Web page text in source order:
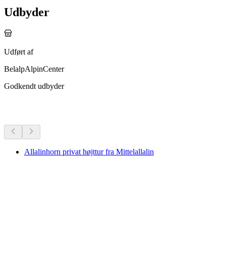
Udbyder
Udført af
BelalpAlpinCenter
Godkendt udbyder
Allalinhorn privat højttur fra Mittelallalin